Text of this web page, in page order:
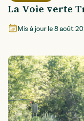
La Voie verte
Mis à jour le8 août